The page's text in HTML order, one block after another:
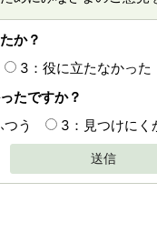
か？
3：役に立たなかった
たですか？
う 3：見つけにく
送信